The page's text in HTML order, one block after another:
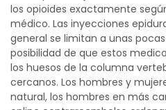
los opioides exactamente
médico. Las inyecciones
general se limitan a unas
posibilidad de que estos
los huesos de la columna
cercanos. Los hombres y
natural, los hombres en más